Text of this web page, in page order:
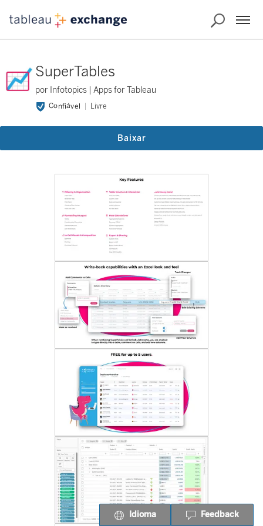
SuperTables
por Infotopics | Apps for Tableau
Confiável Livre
Baixar
Idioma Feedback